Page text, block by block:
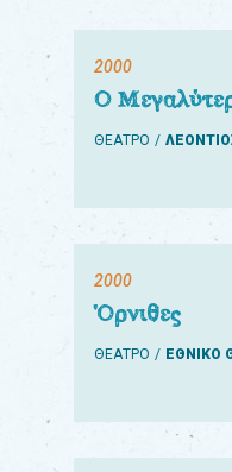
2000
Ο
ΘΕΑΤΡΟ
2000
Όρνιθες
ΘΕΑΤΡΟ ΕΘΝΙΚΟ